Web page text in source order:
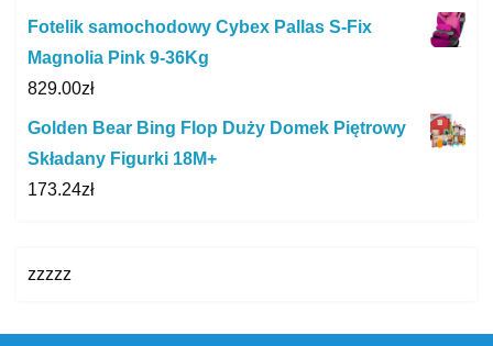
Fotelik samochodowy Cybex Pallas S-Fix
Magnolia Pink 9-36Kg
829.00zł
Golden Bear Bing Flop Duży Domek Piętrowy
Składany Figurki 18M+
173.24zł
zzzzz